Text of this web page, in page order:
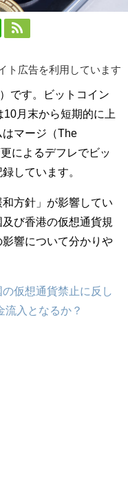
ト広告を利用しています
）です。ビットコイン
10月末から短期的に上
マージ（The
によるデフレでビッ
しています。
方針」が影響してい
び香港の仮想通貨規
響について分かりや
仮想通貨禁止に反し
流入となるか？